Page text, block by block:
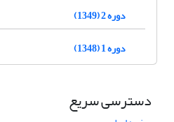
دوره 2 (1349)
دوره 1 (1348)
دسترسی سریع